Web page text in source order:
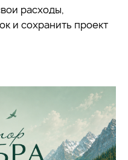
расходы,
и сохранить проект